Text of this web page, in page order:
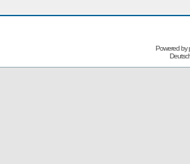
Powered by